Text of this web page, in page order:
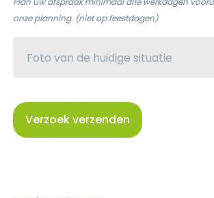
onze planning. (niet op feestdagen)
Verzoek verzenden